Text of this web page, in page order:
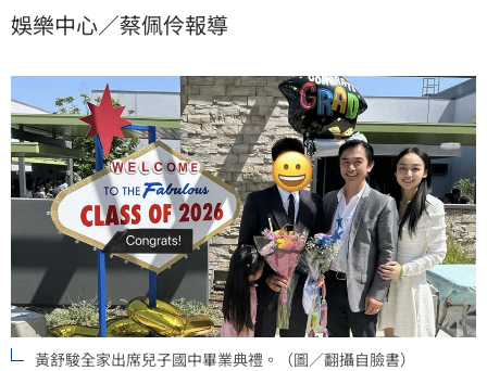
娛樂中心／蔡佩伶報導
黃舒駿全家出席兒子國中畢業典禮。（圖／翻攝自臉書）